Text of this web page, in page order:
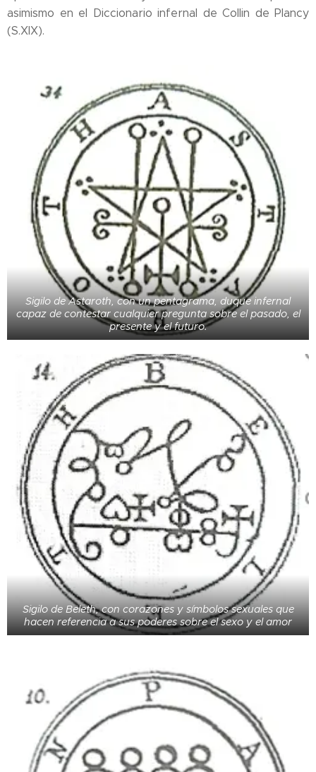
asimismo en el Diccionario infernal de Collin de Plancy
(S.XIX).
Sigilo de Astaroth, con un pentagrama, duque infernal
capaz de contestar cualquier pregunta sobre el pasado, el
presente y el futuro.
Sigilo de Beleth, con corazones y símbolos sexuales que
hacen referencia a sus poderes sobre el sexo y el amor